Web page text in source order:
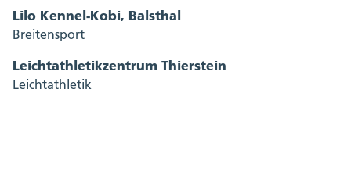
Lilo Kennel-Kobi, Balsthal
Breitensport
Leichtathletikzentrum Thierstein
Leichtathletik